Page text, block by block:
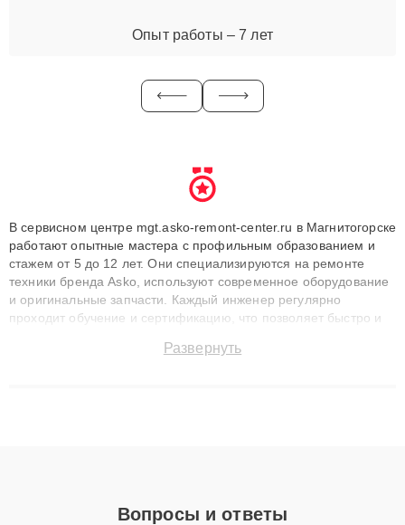
Опыт работы – 7 лет
В сервисном центре mgt.asko-remont-center.ru в Магнитогорске
работают опытные мастера с профильным образованием и
стажем от 5 до 12 лет. Они специализируются на ремонте
техники бренда Asko, используют современное оборудование
и оригинальные запчасти. Каждый инженер регулярно
проходит обучение и сертификацию, что позволяет быстро и
сохранением гарантии до 3 лет. Наши мастера решают
Развернуть
Вопросы и ответы